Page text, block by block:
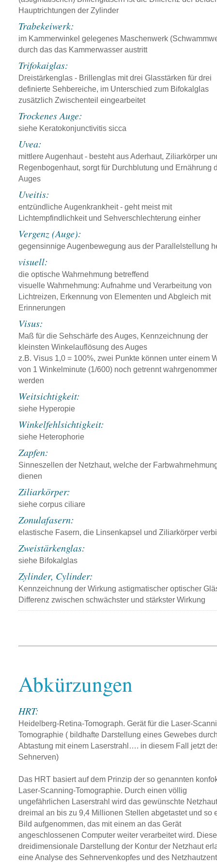
Hauptrichtungen der Zylinder
Trabekeiwerk:
im Kammerwinkel gelegenes Maschenwerk
durch das das Kammerwasser austritt
Trifokaiglas:
Dreistärkenglas - Brillenglas mit drei Glasstärken für drei
definierte Sehbereiche, im Unterschied zum Bifokalglas
zusätzlich Zwischenteil eingearbeitet
Trockenes Auge:
siehe Keratokonjunctivitis sicca
Uvea:
mittlere Augenhaut - besteht aus Aderhaut, Ziliarkörper
Regenbogenhaut, sorgt für Durchblutung und Ernährung
Auges
Uveitis:
entzündliche Augenkrankheit - geht meist mit
Lichtempfindlichkeit und Sehverschlechterung einher
Vergenz (Auge):
gegensinnige Augenbewegung aus der Parallelstellung
visuell:
die optische Wahrnehmung betreffend
visuelle Wahrnehmung: Aufnahme und Verarbeitung von
Lichtreizen, Erkennung von Elementen und Abgleich mit
Erinnerungen
Visus:
Maß für die Sehschärfe des Auges, Kennzeichnung der
kleinsten Winkelauflösung des Auges
z.B. Visus 1,0 = 100%, zwei Punkte können unter einem
von 1 Winkelminute (1/600) noch getrennt
werden
Weitsichtigkeit:
siehe Hyperopie
Winkelfehlsichtigkeit:
siehe Heterophorie
Zapfen:
Sinneszellen der Netzhaut, welche der
dienen
Ziliarkörper:
siehe corpus ciliare
Zonulafasern:
elastische Fasern, die Linsenkapsel und Ziliarkörper
Zweistärkenglas:
siehe Bifokalglas
Zylinder, Cylinder:
Kennzeichnung der Wirkung astigmatischer optischer
Differenz zwischen schwächster und stärkster Wirkung
Abkürzungen
HRT:
Heidelberg-Retina-Tomograph. Gerät für die Laser-
Tomographie ( bildhafte Darstellung eines Gewebes
Abtastung mit einem Laserstrahl…. in diesem Fall jetzt
Sehnerven)
Das HRT basiert auf dem Prinzip der so genannten
Laser-Scanning-Tomographie. Durch einen völlig
ungefährlichen Laserstrahl wird das gewünschte
dreimal an bis zu 9,4 Millionen Stellen abgetastet und so
Bild aufgenommen, das mit einem an das Gerät
angeschlossenen Computer weiter verarbeitet wird. Diese
dreidimensionale Darstellung der Kontur der Netzhaut
eine Analyse des Sehnervenkopfes und des